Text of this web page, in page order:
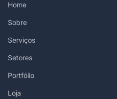
Home
Sobre
Serviços
Setores
Portfólio
Loja